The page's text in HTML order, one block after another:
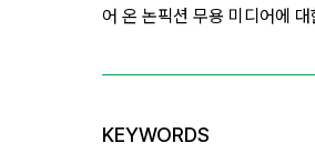
어 온 논픽션 무용 미디어에
KEYWORDS